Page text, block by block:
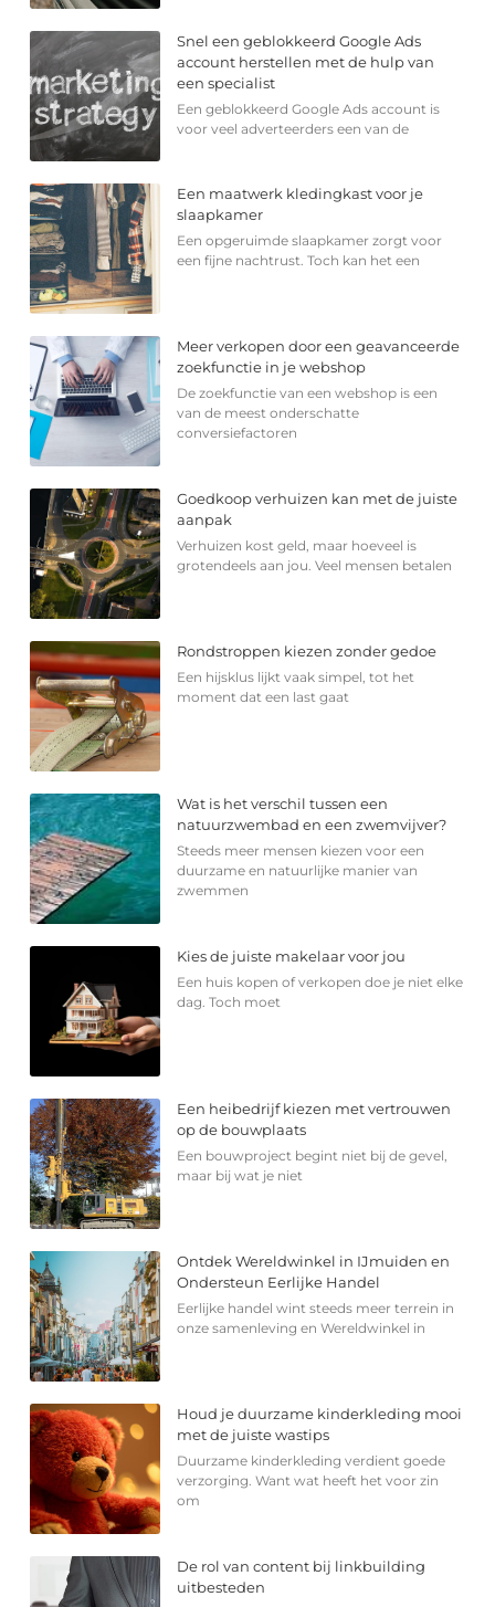
Snel een geblokkeerd Google Ads
account herstellen met de hulp van
een specialist
Een geblokkeerd Google Ads account is
voor veel adverteerders een van de
Een maatwerk kledingkast voor je
slaapkamer
Een opgeruimde slaapkamer zorgt voor
een fijne nachtrust. Toch kan het een
Meer verkopen door een geavanceerde
zoekfunctie in je webshop
De zoekfunctie van een webshop is een
van de meest onderschatte
conversiefactoren
Goedkoop verhuizen kan met de juiste
aanpak
Verhuizen kost geld, maar hoeveel is
grotendeels aan jou. Veel mensen betalen
Rondstroppen kiezen zonder gedoe
Een hijsklus lijkt vaak simpel, tot het
moment dat een last gaat
Wat is het verschil tussen een
natuurzwembad en een zwemvijver?
Steeds meer mensen kiezen voor een
duurzame en natuurlijke manier van
zwemmen
Kies de juiste makelaar voor jou
Een huis kopen of verkopen doe je niet elke
dag. Toch moet
Een heibedrijf kiezen met vertrouwen
op de bouwplaats
Een bouwproject begint niet bij de gevel,
maar bij wat je niet
Ontdek Wereldwinkel in IJmuiden en
Ondersteun Eerlijke Handel
Eerlijke handel wint steeds meer terrein in
onze samenleving en Wereldwinkel in
Houd je duurzame kinderkleding mooi
met de juiste wastips
Duurzame kinderkleding verdient goede
verzorging. Want wat heeft het voor zin
om
De rol van content bij linkbuilding
uitbesteden